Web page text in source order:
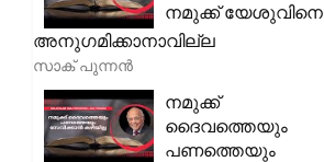
നമുക്ക് യേശുവിനെ
അനുഗമിക്കാനാവില്ല
സാക് പുന്നൻ
നമുക്ക്
ദൈവത്തെയും
പണത്തെയും